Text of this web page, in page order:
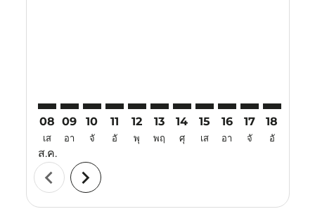
08
เส
ส.ค.
09
อา
10
จั
11
อั
12
พุ
13
พฤ
14
ศุ
15
เส
16
อา
17
จั
18
อั
chevron_left chevron_right